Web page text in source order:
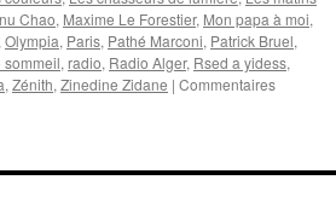
Chao, Maxime Le Forestier, Mon papa à moi,
Olympia, Paris, Pathé Marconi, Patrick Bruel,
sommeil, radio, Radio Alger, Rsed a yidess,
, Zénith, Zinedine Zidane | Commentaires